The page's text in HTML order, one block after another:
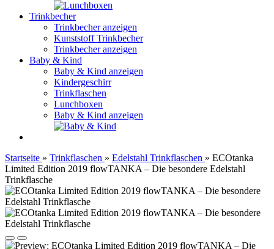
Trinkbecher
Trinkbecher anzeigen
Kunststoff Trinkbecher
Trinkbecher anzeigen
Baby & Kind
Baby & Kind anzeigen
Kindergeschirr
Trinkflaschen
Lunchboxen
Baby & Kind anzeigen
Startseite » Trinkflaschen » Edelstahl Trinkflaschen » ECOtanka
Limited Edition 2019 flowTANKA – Die besondere Edelstahl
Trinkflasche